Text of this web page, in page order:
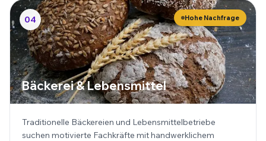
04 Hohe Nachfrage
Bäckerei & Lebensmittel
Traditionelle Bäckereien und Lebensmittelbetriebe
suchen motivierte Fachkräfte mit handwerklichem